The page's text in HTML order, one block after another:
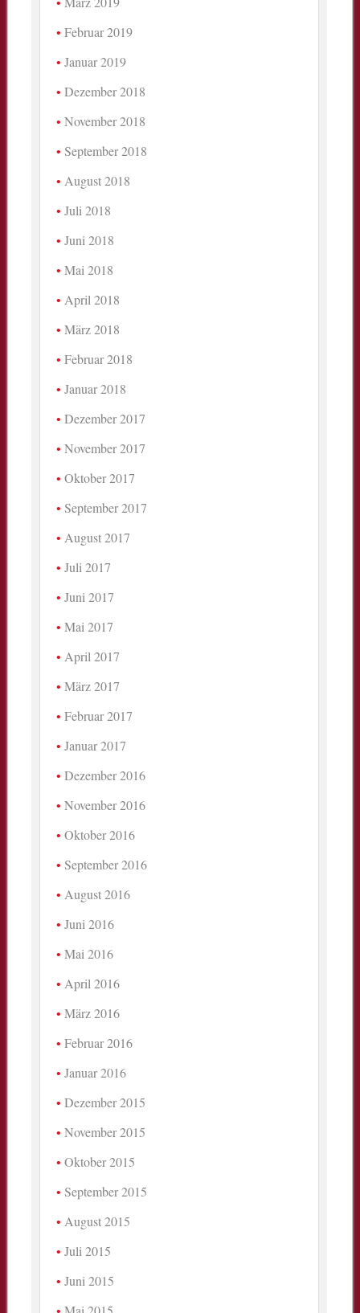
Februar 2019
Januar 2019
Dezember 2018
November 2018
September 2018
August 2018
Juli 2018
Juni 2018
Mai 2018
April 2018
März 2018
Februar 2018
Januar 2018
Dezember 2017
November 2017
Oktober 2017
September 2017
August 2017
Juli 2017
Juni 2017
Mai 2017
April 2017
März 2017
Februar 2017
Januar 2017
Dezember 2016
November 2016
Oktober 2016
September 2016
August 2016
Juni 2016
Mai 2016
April 2016
März 2016
Februar 2016
Januar 2016
Dezember 2015
November 2015
Oktober 2015
September 2015
August 2015
Juli 2015
Juni 2015